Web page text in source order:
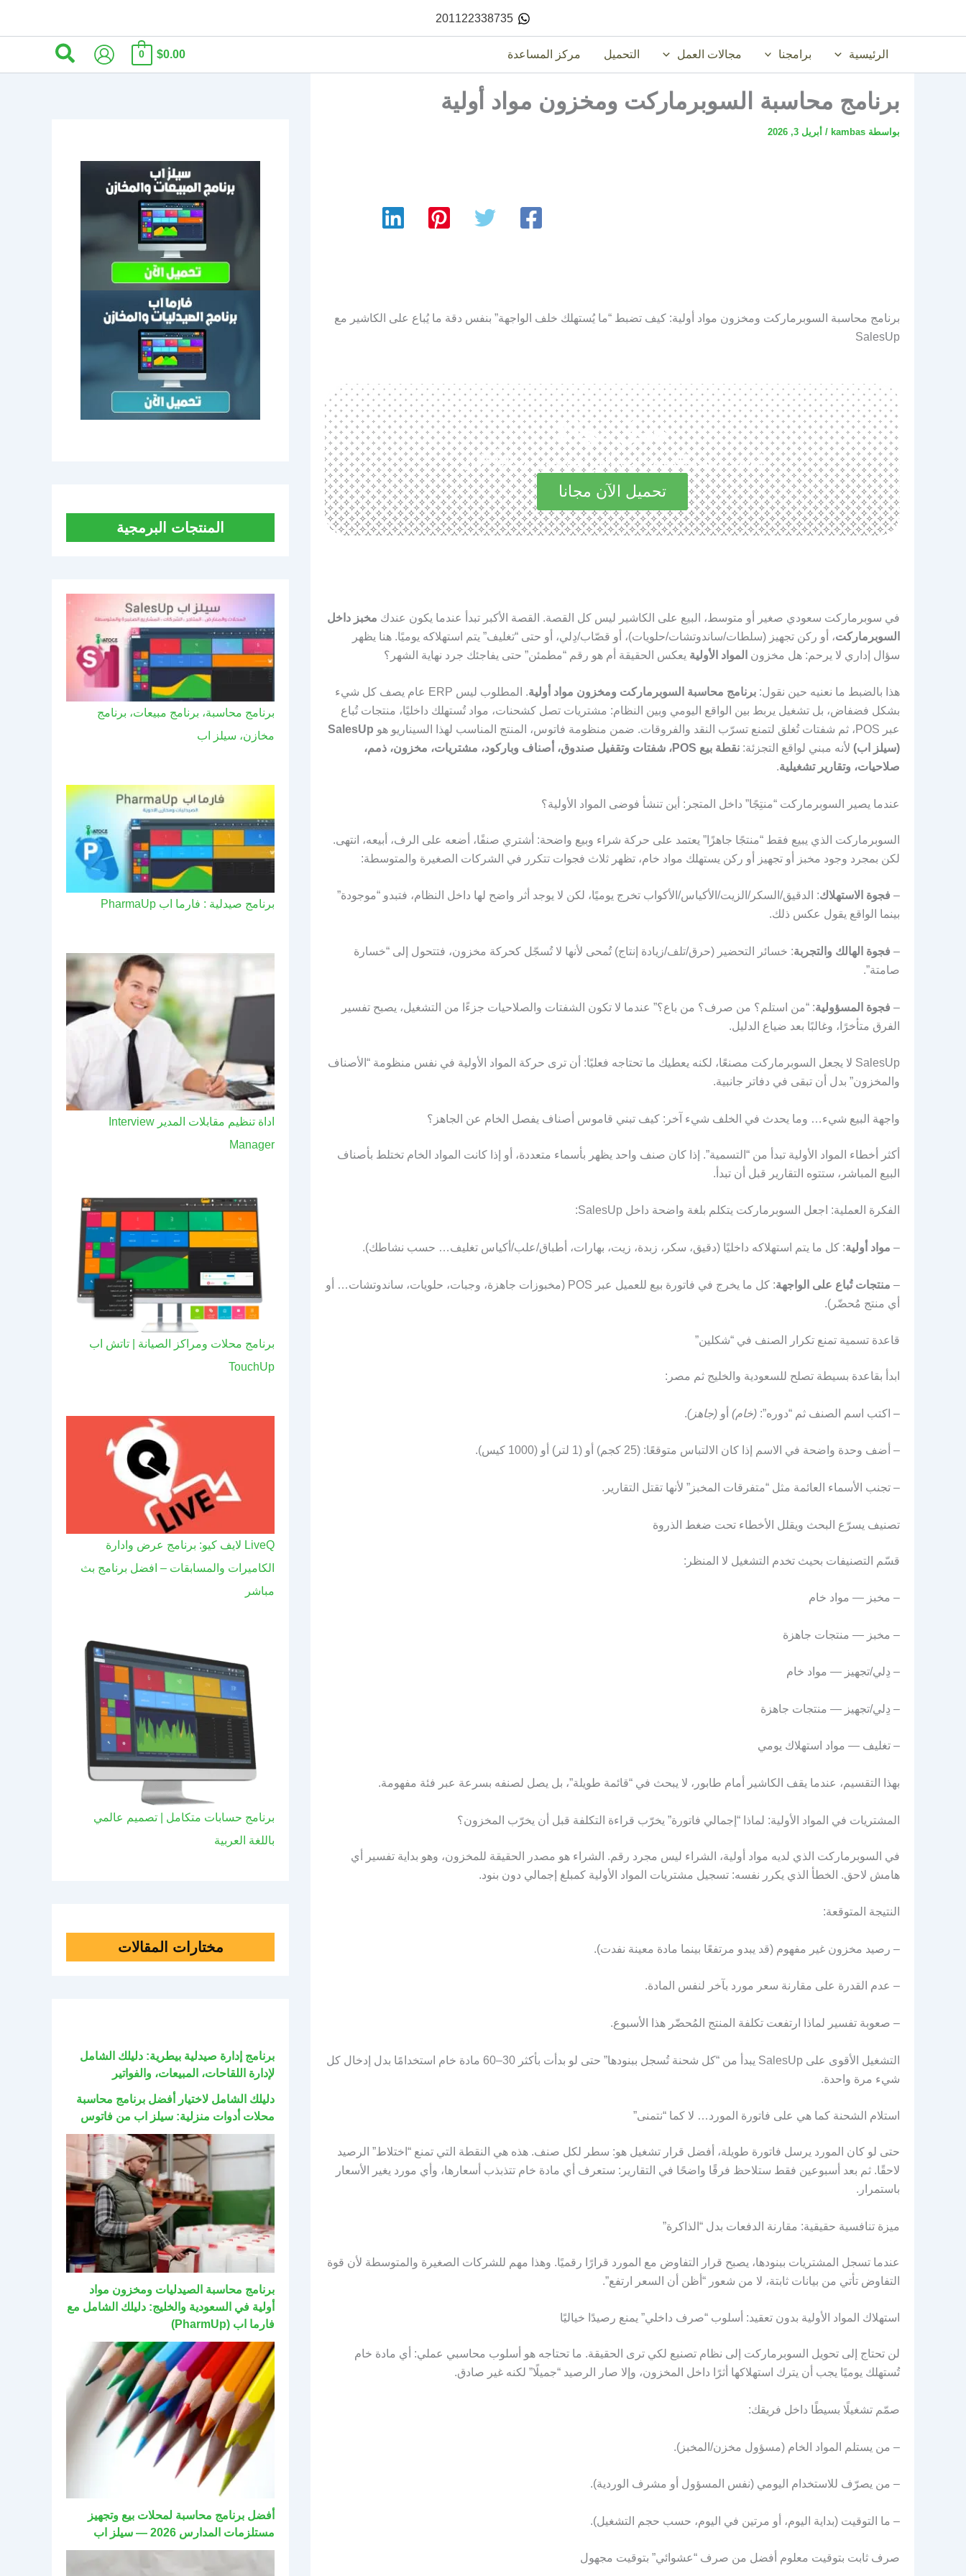
201122338735
الرئيسية برامجنا مجالات العمل التحميل مركز المساعدة $0.00
0 البحث
برنامج محاسبة السوبرماركت ومخزون مواد أولية
بواسطة kambas
/ أبريل 3, 2026
برنامج محاسبة السوبرماركت ومخزون مواد أولية: كيف تضبط “ما يُستهلك خلف الواجهة” بنفس دقة ما يُباع على الكاشير مع
SalesUp
حمل مجانا
استكشف المميزات الرائعة في مجاناً الآن
تحميل الآن مجانا
في سوبرماركت سعودي صغير أو متوسط، البيع على الكاشير ليس كل القصة. القصة الأكبر تبدأ عندما يكون عندك مخبز داخل
السوبرماركت، أو ركن تجهيز (سلطات/ساندوتشات/حلويات)، أو قصّاب/دِلي، أو حتى “تغليف” يتم استهلاكه يوميًا. هنا يظهر
سؤال إداري لا يرحم: هل مخزون المواد الأولية يعكس الحقيقة أم هو رقم “مطمئن” حتى يفاجئك جرد نهاية الشهر؟
هذا بالضبط ما نعنيه حين نقول: برنامج محاسبة السوبرماركت ومخزون مواد أولية
. المطلوب ليس ERP عام يصف كل شيء
بشكل فضفاض، بل تشغيل يربط بين الواقع اليومي وبين النظام: مشتريات تصل كشحنات، مواد تُستهلك داخليًا، منتجات تُباع
عبر POS، ثم شفتات تُغلق لتمنع تسرّب النقد والفروقات. ضمن منظومة فاتوس، المنتج المناسب لهذا السيناريو هو
SalesUp
(سيلز اب) لأنه مبني لواقع التجزئة:
نقطة بيع POS، شفتات وتقفيل صندوق، أصناف وباركود، مشتريات، مخزون، ذمم،
صلاحيات، وتقارير تشغيلية.
عندما يصير السوبرماركت “منتِجًا” داخل المتجر: أين تنشأ فوضى المواد الأولية؟
السوبرماركت الذي يبيع فقط “منتجًا جاهزًا” يعتمد على حركة شراء وبيع واضحة: أشتري صنفًا، أضعه على الرف، أبيعه، انتهى.
لكن بمجرد وجود مخبز أو تجهيز أو ركن يستهلك مواد خام، تظهر ثلاث فجوات تتكرر في الشركات الصغيرة والمتوسطة:
– فجوة الاستهلاك: الدقيق/السكر/الزيت/الأكياس/الأكواب تخرج يوميًا، لكن لا يوجد أثر واضح لها داخل النظام، فتبدو “موجودة”
بينما الواقع يقول عكس ذلك.
– فجوة الهالك والتجربة: خسائر التحضير (حرق/تلف/زيادة إنتاج) تُمحى لأنها لا تُسجّل كحركة مخزون، فتتحول إلى “خسارة
صامتة”.
– فجوة المسؤولية: “من استلم؟ من صرف؟ من باع؟” عندما لا تكون الشفتات والصلاحيات جزءًا من التشغيل، يصبح تفسير
الفرق متأخرًا، وغالبًا بعد ضياع الدليل.
SalesUp لا يجعل السوبرماركت مصنعًا، لكنه يعطيك ما تحتاجه فعليًا: أن ترى حركة المواد الأولية في نفس منظومة “الأصناف
والمخزون” بدل أن تبقى في دفاتر جانبية.
واجهة البيع شيء… وما يحدث في الخلف شيء آخر: كيف تبني قاموس أصناف يفصل الخام عن الجاهز؟
أكثر أخطاء المواد الأولية تبدأ من “التسمية”. إذا كان صنف واحد يظهر بأسماء متعددة، أو إذا كانت المواد الخام تختلط بأصناف
البيع المباشر، ستتوه التقارير قبل أن تبدأ.
الفكرة العملية: اجعل السوبرماركت يتكلم بلغة واضحة داخل SalesUp:
– مواد أولية: كل ما يتم استهلاكه داخليًا (دقيق، سكر، زبدة، زيت، بهارات، أطباق/علب/أكياس تغليف… حسب نشاطك).
– منتجات تُباع على الواجهة
: كل ما يخرج في فاتورة بيع للعميل عبر POS (مخبوزات جاهزة، وجبات، حلويات، ساندوتشات… أو
أي منتج مُحضّر).
قاعدة تسمية تمنع تكرار الصنف في “شكلين”
ابدأ بقاعدة بسيطة تصلح للسعودية والخليج ثم مصر:
– اكتب اسم الصنف ثم “دوره”: (خام) أو (جاهز).
– أضف وحدة واضحة في الاسم إذا كان الالتباس متوقعًا: (25 كجم) أو (1 لتر) أو (1000 كيس).
– تجنب الأسماء العائمة مثل “متفرقات المخبز” لأنها تقتل التقارير.
تصنيف يسرّع البحث ويقلل الأخطاء تحت ضغط الذروة
قسّم التصنيفات بحيث تخدم التشغيل لا المنظر:
– مخبز — مواد خام
– مخبز — منتجات جاهزة
– دِلي/تجهيز — مواد خام
– دِلي/تجهيز — منتجات جاهزة
– تغليف — مواد استهلاك يومي
بهذا التقسيم، عندما يقف الكاشير أمام طابور، لا يبحث في “قائمة طويلة”، بل يصل لصنفه بسرعة عبر فئة مفهومة.
المشتريات في المواد الأولية: لماذا “إجمالي فاتورة” يخرّب قراءة التكلفة قبل أن يخرّب المخزون؟
في السوبرماركت الذي لديه مواد أولية، الشراء ليس مجرد رقم. الشراء هو مصدر الحقيقة للمخزون، وهو بداية تفسير أي
هامش لاحق. الخطأ الذي يكرر نفسه: تسجيل مشتريات المواد الأولية كمبلغ إجمالي دون بنود.
النتيجة المتوقعة:
– رصيد مخزون غير مفهوم (قد يبدو مرتفعًا بينما مادة معينة نفدت).
– عدم القدرة على مقارنة سعر مورد بآخر لنفس المادة.
– صعوبة تفسير لماذا ارتفعت تكلفة المنتج المُحضّر هذا الأسبوع.
التشغيل الأقوى على SalesUp يبدأ من “كل شحنة تُسجل ببنودها” حتى لو بدأت بأكثر 30–60 مادة خام استخدامًا بدل إدخال كل
شيء مرة واحدة.
استلام الشحنة كما هي على فاتورة المورد… لا كما “نتمنى”
حتى لو كان المورد يرسل فاتورة طويلة، أفضل قرار تشغيل هو: سطر لكل صنف. هذه هي النقطة التي تمنع “اختلاط” الرصيد
لاحقًا. ثم بعد أسبوعين فقط ستلاحظ فرقًا واضحًا في التقارير: ستعرف أي مادة خام تتذبذب أسعارها، وأي مورد يغير الأسعار
باستمرار.
ميزة تنافسية حقيقية: مقارنة الدفعات بدل “الذاكرة”
عندما تسجل المشتريات ببنودها، يصبح قرار التفاوض مع المورد قرارًا رقميًا. وهذا مهم للشركات الصغيرة والمتوسطة لأن قوة
التفاوض تأتي من بيانات ثابتة، لا من شعور “أظن أن السعر ارتفع”.
استهلاك المواد الأولية بدون تعقيد: أسلوب “صرف داخلي” يمنع رصيدًا خياليًا
لن تحتاج إلى تحويل السوبرماركت إلى نظام تصنيع لكي ترى الحقيقة. ما تحتاجه هو أسلوب محاسبي عملي: أي مادة خام
تُستهلك يوميًا يجب أن يترك استهلاكها أثرًا داخل المخزون، وإلا صار الرصيد “جميلًا” لكنه غير صادق.
صمّم تشغيلًا بسيطًا داخل فريقك:
– من يستلم المواد الخام (مسؤول مخزن/المخبز).
– من يصرّف للاستخدام اليومي (نفس المسؤول أو مشرف الوردية).
– ما التوقيت (بداية اليوم، أو مرتين في اليوم، حسب حجم التشغيل).
صرف ثابت بتوقيت معلوم أفضل من صرف “عشوائي” بتوقيت مجهول
المنتجات البرمجية
برنامج محاسبة، برنامج مبيعات، برنامج
مخازن، سيلز اب
برنامج صيدلية : فارما اب PharmaUp​
اداة تنظيم مقابلات المدير Interview
Manager
برنامج محلات ومراكز الصيانة | تاتش اب
TouchUp
LiveQ لايف كيو: برنامج عرض وادارة
الكاميرات والمسابقات – افضل برنامج بث
مباشر
برنامج حسابات متكامل | تصميم عالمي
باللغة العربية
مختارات المقالات
برنامج إدارة صيدلية بيطرية: دليلك الشامل
لإدارة اللقاحات، المبيعات، والفواتير
دليلك الشامل لاختيار أفضل برنامج محاسبة
محلات أدوات منزلية: سيلز اب من فاتوس
برنامج محاسبة الصيدليات ومخزون مواد
أولية في السعودية والخليج: دليلك الشامل مع
فارما اب (PharmUp)
أفضل برنامج محاسبة لمحلات بيع وتجهيز
مستلزمات المدارس 2026 — سيلز اب